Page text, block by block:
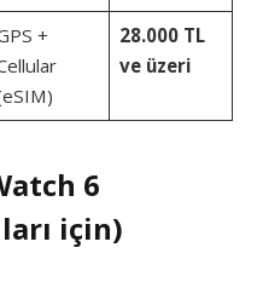
+
28.000 TL
ve üzeri
6
için)